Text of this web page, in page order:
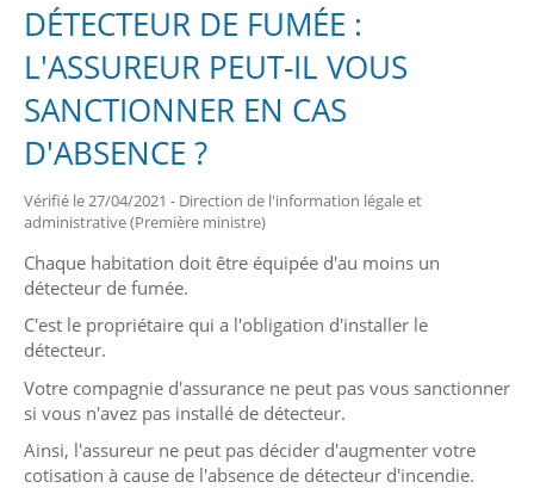
DÉTECTEUR DE FUMÉE :
L'ASSUREUR PEUT-IL VOUS
SANCTIONNER EN CAS
D'ABSENCE ?
Vérifié le 27/04/2021 - Direction de l'information légale et
administrative (Première ministre)
Chaque habitation doit être équipée d'au moins un
détecteur de fumée.
C'est le propriétaire qui a l'obligation d'installer le
détecteur.
Votre compagnie d'assurance ne peut pas vous sanctionner
si vous n'avez pas installé de détecteur.
Ainsi, l'assureur ne peut pas décider d'augmenter votre
cotisation à cause de l'absence de détecteur d'incendie.